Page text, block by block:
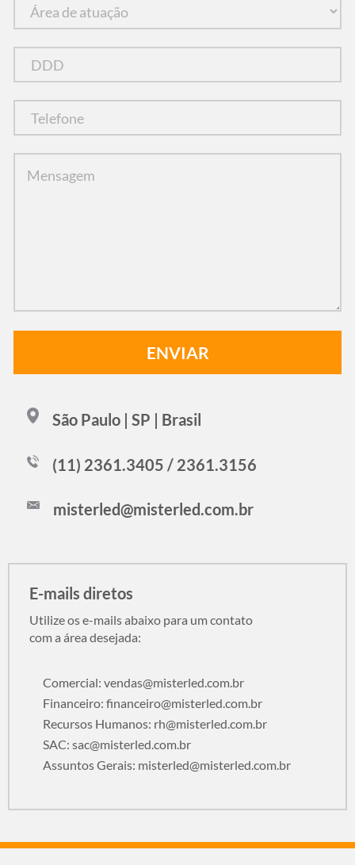
São Paulo | SP | Brasil
(11) 2361.3405 / 2361.3156
misterled@misterled.com.br
E-mails diretos
Utilize os e-mails abaixo para um contato
com a área desejada:
Comercial: vendas@misterled.com.br
Financeiro: financeiro@misterled.com.br
Recursos Humanos: rh@misterled.com.br
SAC: sac@misterled.com.br
Assuntos Gerais: misterled@misterled.com.br